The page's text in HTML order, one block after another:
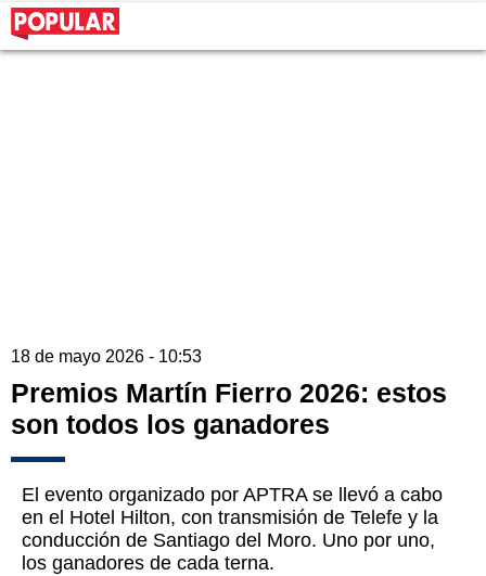
18 de mayo 2026 - 10:53
Premios Martín Fierro 2026: estos
son todos los ganadores
El evento organizado por APTRA se llevó a cabo
en el Hotel Hilton, con transmisión de Telefe y la
conducción de Santiago del Moro. Uno por uno,
los ganadores de cada terna.